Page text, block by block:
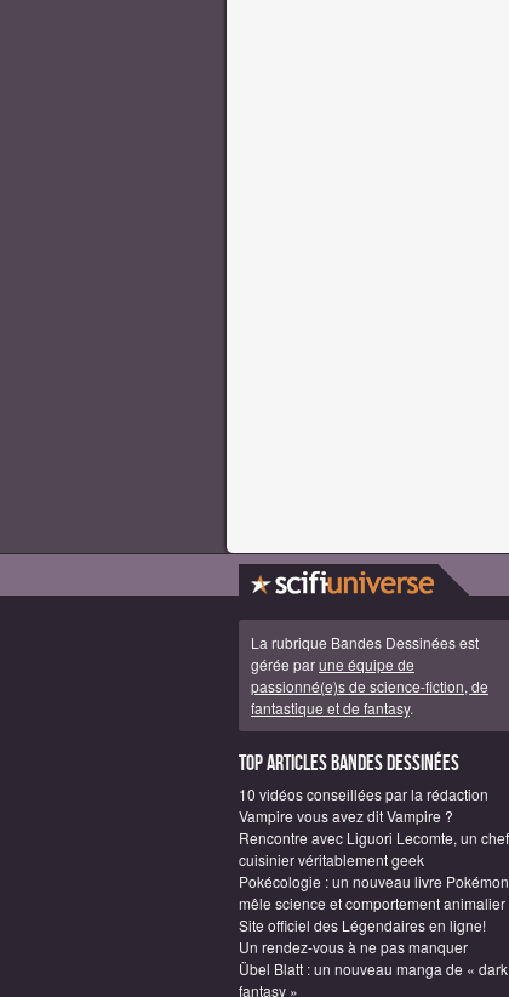
La rubrique Bandes Dessinées est
gérée parune équipe de
passionné(e)s de science-fiction, de
fantastique et de fantasy.
Top articles Bandes Dessinées
10 vidéos conseillées par la rédaction
Vampire vous avez dit Vampire ?
Rencontre avec Liguori Lecomte, un chef
cuisinier véritablement geek
Pokécologie : un nouveau livre Pokémon
mêle science et comportement animalier
Site officiel des Légendaires en ligne!
Un rendez-vous à ne pas manquer
Übel Blatt : un nouveau manga de « dark
fantasy »